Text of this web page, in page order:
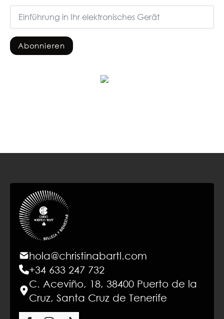
Email
Abonnieren
hola@christinabartl.com
+34 633 247 732
C. Aceviño, 18, 38400 Puerto de la
Cruz, Santa Cruz de Tenerife